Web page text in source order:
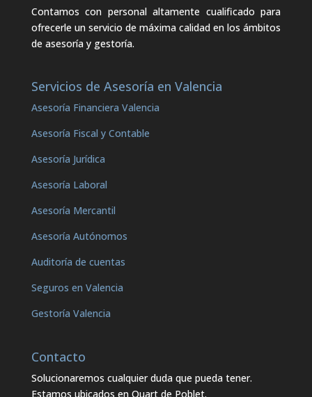
Contamos con personal altamente cualificado para
ofrecerle un servicio de máxima calidad en los ámbitos
de asesoría y gestoría.
Servicios de Asesoría en Valencia
Asesoría Financiera Valencia
Asesoría Fiscal y Contable
Asesoría Jurídica
Asesoría Laboral
Asesoría Mercantil
Asesoría Autónomos
Auditoría de cuentas
Seguros en Valencia
Gestoría Valencia
Contacto
Solucionaremos cualquier duda que pueda tener.
Estamos ubicados en Quart de Poblet.